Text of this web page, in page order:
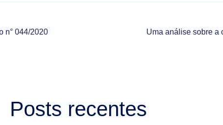
n° 044/2020
Uma análise sobre a
Posts recentes